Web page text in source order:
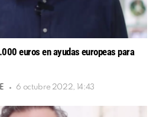
euros en ayudas europeas para
6 octubre 2022, 14:43